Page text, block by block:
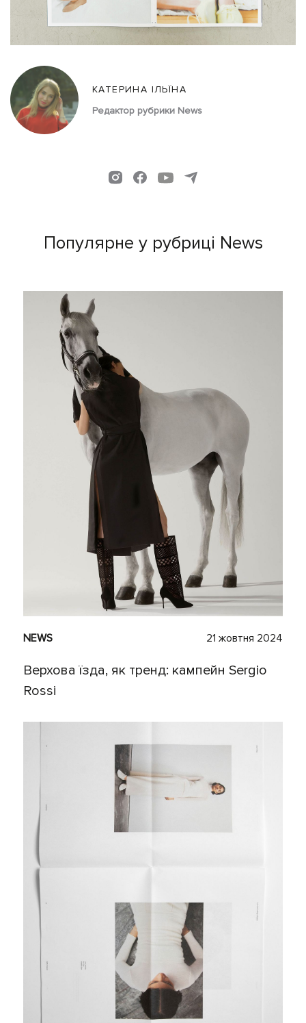
КАТЕРИНА ІЛЬЇНА
Редактор рубрики News
Популярне у рубриці News
NEWS 21 жовтня 2024
Верхова їзда, як тренд: кампейн Sergio
Rossi